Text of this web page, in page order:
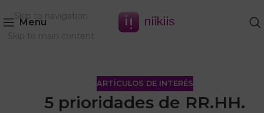
Skip to navigation
Skip to main content
Menu
ARTÍCULOS DE INTERÉS
5 prioridades de RR.HH.